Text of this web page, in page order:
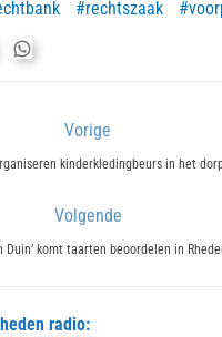
rechtszaak
Vorige
kinderkledingbeurs in het
Volgende
Duin’ komt taarten beoordelen in
radio: